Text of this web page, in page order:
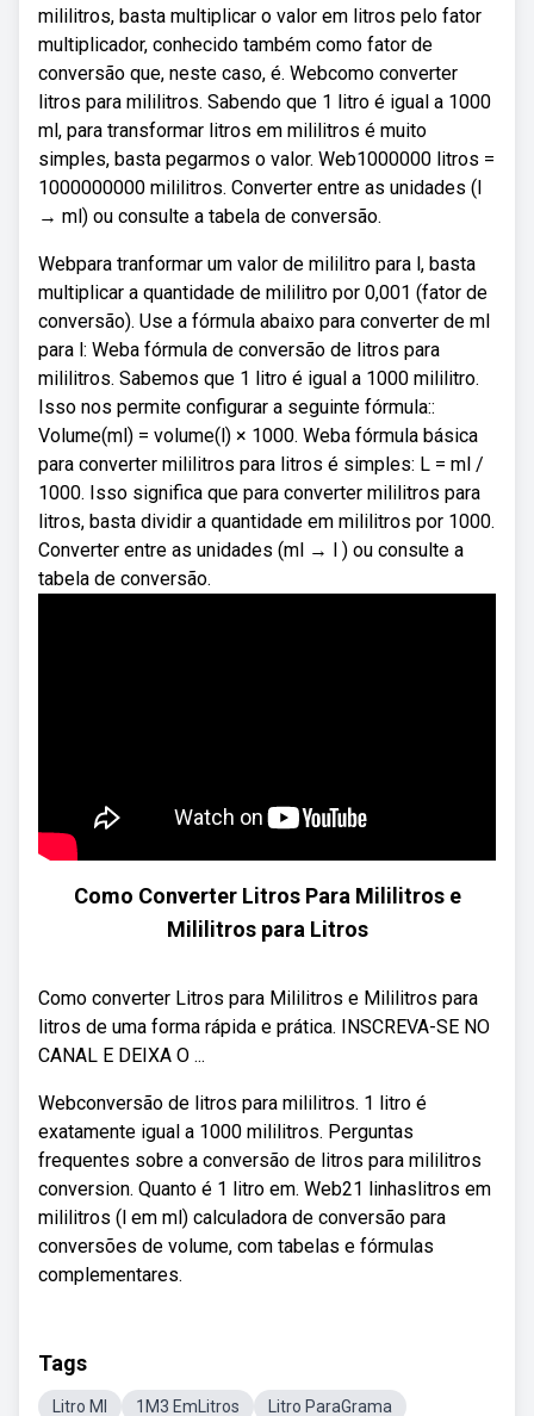
mililitros, basta multiplicar o valor em litros pelo fator
multiplicador, conhecido também como fator de
conversão que, neste caso, é. Webcomo converter
litros para mililitros. Sabendo que 1 litro é igual a 1000
ml, para transformar litros em mililitros é muito
simples, basta pegarmos o valor. Web1000000 litros =
1000000000 mililitros. Converter entre as unidades (l
→ ml) ou consulte a tabela de conversão.
Webpara tranformar um valor de mililitro para l, basta
multiplicar a quantidade de mililitro por 0,001 (fator de
conversão). Use a fórmula abaixo para converter de ml
para l: Weba fórmula de conversão de litros para
mililitros. Sabemos que 1 litro é igual a 1000 mililitro.
Isso nos permite configurar a seguinte fórmula::
Volume(ml) = volume(l) × 1000. Weba fórmula básica
para converter mililitros para litros é simples: L = ml /
1000. Isso significa que para converter mililitros para
litros, basta dividir a quantidade em mililitros por 1000.
Converter entre as unidades (ml → l ) ou consulte a
tabela de conversão.
Como Converter Litros Para Mililitros e
Mililitros para Litros
Como converter Litros para Mililitros e Mililitros para
litros de uma forma rápida e prática. INSCREVA-SE NO
CANAL E DEIXA O ...
Webconversão de litros para mililitros. 1 litro é
exatamente igual a 1000 mililitros. Perguntas
frequentes sobre a conversão de litros para mililitros
conversion. Quanto é 1 litro em. Web21 linhaslitros em
mililitros (l em ml) calculadora de conversão para
conversões de volume, com tabelas e fórmulas
complementares.
Tags
Litro Ml 1M3 EmLitros Litro ParaGrama